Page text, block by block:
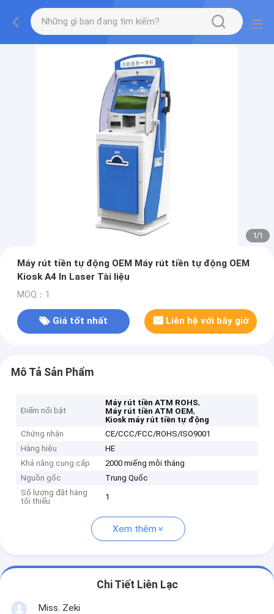
1/1
Máy rút tiền tự động OEM Máy rút tiền tự động OEM
Kiosk A4 In Laser Tài liệu
MOQ：1
Giá tốt nhất Liên hệ với bây giờ
Mô Tả Sản Phẩm
Điểm nổi bật
Máy rút tiền ATM ROHS,
Máy rút tiền ATM OEM,
Kiosk máy rút tiền tự động
Chứng nhận
CE/CCC/FCC/ROHS/ISO9001
Hàng hiệu
HE
Khả năng cung cấp
2000 miếng mỗi tháng
Nguồn gốc
Trung Quốc
Số lượng đặt hàng
tối thiểu
1
Xem thêm
Chi Tiết Liên Lạc
Miss. Zeki